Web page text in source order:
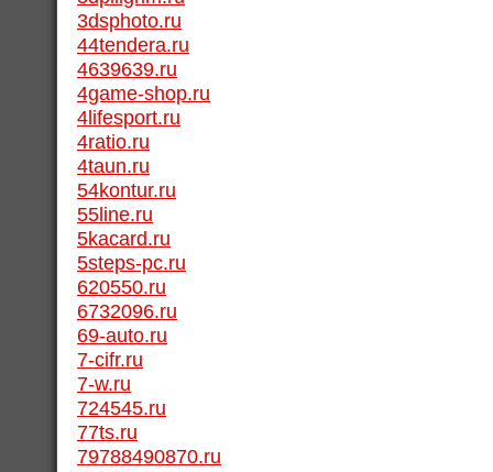
3dsphoto.ru
44tendera.ru
4639639.ru
4game-shop.ru
4lifesport.ru
4ratio.ru
4taun.ru
54kontur.ru
55line.ru
5kacard.ru
5steps-pc.ru
620550.ru
6732096.ru
69-auto.ru
7-cifr.ru
7-w.ru
724545.ru
77ts.ru
79788490870.ru